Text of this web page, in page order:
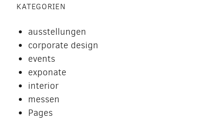
KATEGORIEN
ausstellungen
corporate design
events
exponate
interior
messen
Pages